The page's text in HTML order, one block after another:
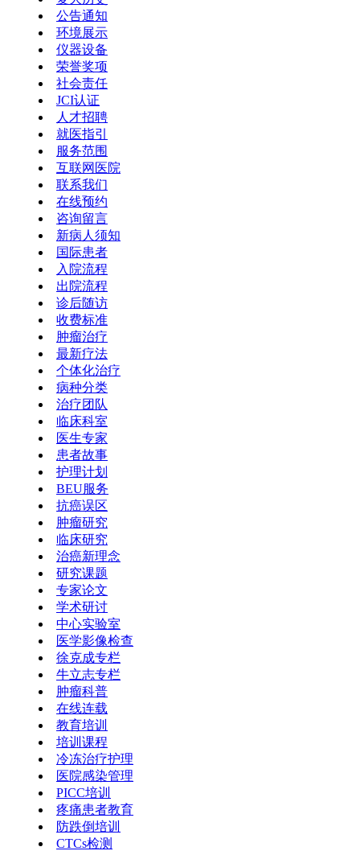
公告通知
环境展示
仪器设备
荣誉奖项
社会责任
JCI认证
人才招聘
就医指引
服务范围
互联网医院
联系我们
在线预约
咨询留言
新病人须知
国际患者
入院流程
出院流程
诊后随访
收费标准
肿瘤治疗
最新疗法
个体化治疗
病种分类
治疗团队
临床科室
医生专家
患者故事
护理计划
BEU服务
抗癌误区
肿瘤研究
临床研究
治癌新理念
研究课题
专家论文
学术研讨
中心实验室
医学影像检查
徐克成专栏
牛立志专栏
肿瘤科普
在线连载
教育培训
培训课程
冷冻治疗护理
医院感染管理
PICC培训
疼痛患者教育
防跌倒培训
CTCs检测